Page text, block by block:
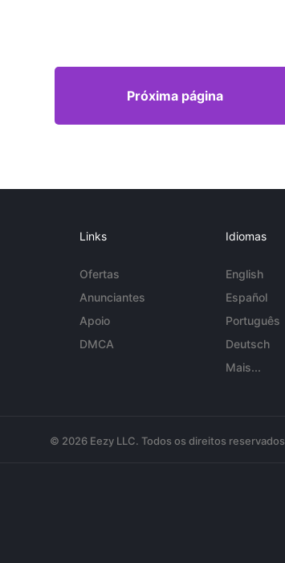
Próxima página
Links
Ofertas
Anunciantes
Apoio
DMCA
Idiomas
English
Español
Português
Deutsch
Mais...
© 2026 Eezy LLC. Todos os direitos reservados